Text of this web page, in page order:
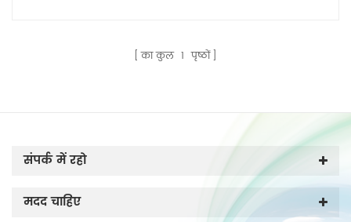
का कुल 1 पृष्ठों
संपर्क में रहो
मदद चाहिए